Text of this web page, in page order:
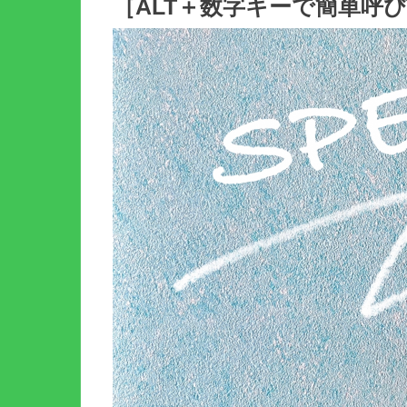
［ALT＋数字キーで簡単呼